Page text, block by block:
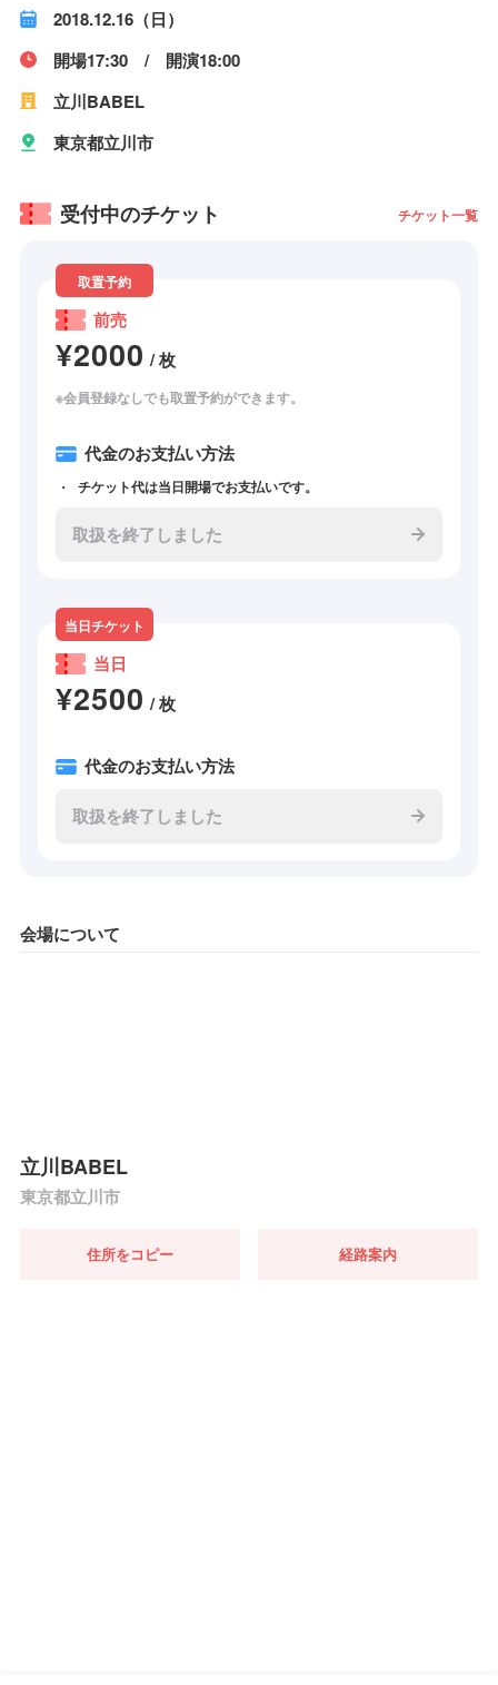
2018.12.16（日）
開場17:30 / 開演18:00
立川BABEL
東京都立川市
受付中のチケット チケット一覧
取置予約
前売
¥2000 / 枚
※会員登録なしでも取置予約ができます。
代金のお支払い方法
チケット代は当日開場でお支払いです。
取扱を終了しました
当日チケット
当日
¥2500 / 枚
代金のお支払い方法
取扱を終了しました
会場について
立川BABEL
東京都立川市
住所をコピー 経路案内